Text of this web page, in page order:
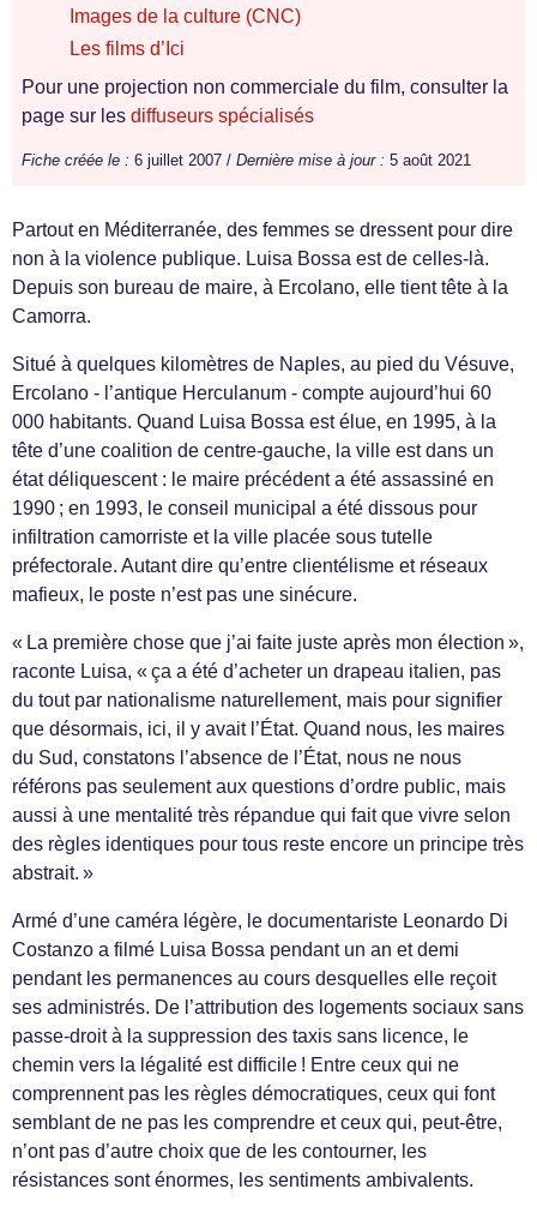
Images de la culture (CNC)
Les films d’Ici
Pour une projection non commerciale du film, consulter la
page sur les diffuseurs spécialisés
Fiche créée le : 6 juillet 2007 / Dernière mise à jour : 5 août 2021
Partout en Méditerranée, des femmes se dressent pour dire
non à la violence publique. Luisa Bossa est de celles-là.
Depuis son bureau de maire, à Ercolano, elle tient tête à la
Camorra.
Situé à quelques kilomètres de Naples, au pied du Vésuve,
Ercolano - l’antique Herculanum - compte aujourd’hui 60
000 habitants. Quand Luisa Bossa est élue, en 1995, à la
tête d’une coalition de centre-gauche, la ville est dans un
état déliquescent : le maire précédent a été assassiné en
1990 ; en 1993, le conseil municipal a été dissous pour
infiltration camorriste et la ville placée sous tutelle
préfectorale. Autant dire qu’entre clientélisme et réseaux
mafieux, le poste n’est pas une sinécure.
« La première chose que j’ai faite juste après mon élection »,
raconte Luisa, « ça a été d’acheter un drapeau italien, pas
du tout par nationalisme naturellement, mais pour signifier
que désormais, ici, il y avait l’État. Quand nous, les maires
du Sud, constatons l’absence de l’État, nous ne nous
référons pas seulement aux questions d’ordre public, mais
aussi à une mentalité très répandue qui fait que vivre selon
des règles identiques pour tous reste encore un principe très
abstrait. »
Armé d’une caméra légère, le documentariste Leonardo Di
Costanzo a filmé Luisa Bossa pendant un an et demi
pendant les permanences au cours desquelles elle reçoit
ses administrés. De l’attribution des logements sociaux sans
passe-droit à la suppression des taxis sans licence, le
chemin vers la légalité est difficile ! Entre ceux qui ne
comprennent pas les règles démocratiques, ceux qui font
semblant de ne pas les comprendre et ceux qui, peut-être,
n’ont pas d’autre choix que de les contourner, les
résistances sont énormes, les sentiments ambivalents.